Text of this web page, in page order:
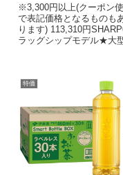
※3,300円以上(クーポン
で表記価格となるものも
ります) 113,310円
ラッグシップモデル★大
特価